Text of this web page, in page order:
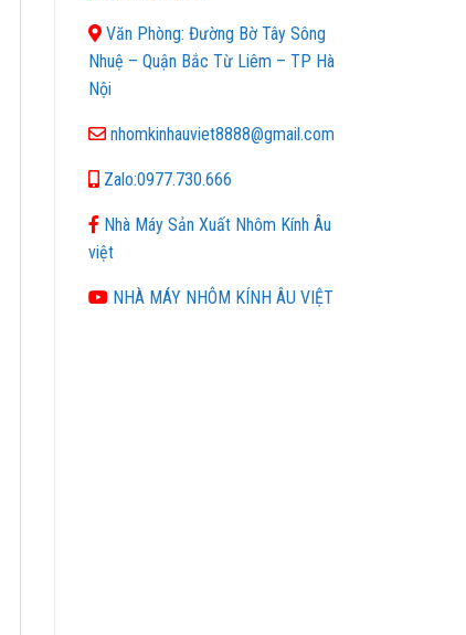
Văn Phòng: Đường Bờ Tây Sông
Nhuệ – Quận Bắc Từ Liêm – TP Hà
Nội
nhomkinhauviet8888@gmail.com
Zalo:0977.730.666
Nhà Máy Sản Xuất Nhôm Kính Âu
việt
NHÀ MÁY NHÔM KÍNH ÂU VIỆT